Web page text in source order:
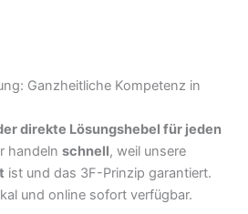
Ganzheitliche Kompetenz in
direkte Lösungshebel für jeden
handeln schnell, weil unsere
ist und das 3F-Prinzip garantiert.
und online sofort verfügbar.